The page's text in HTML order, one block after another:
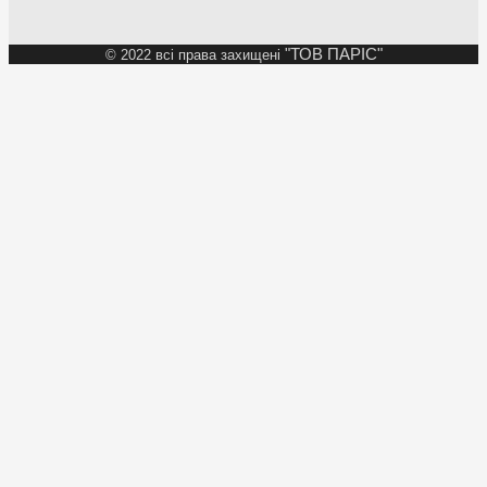
© 2022 всі права захищені "ТОВ ПАРІС"